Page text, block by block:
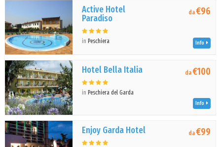
Active Hotel
Paradiso
in Peschiera
da€96
Info
Hotel Bella Italia
in Peschiera del Garda
da€100
Info
Enjoy Garda Hotel da€99